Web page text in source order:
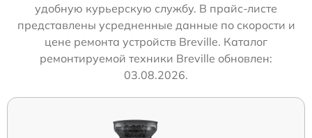
удобную курьерскую службу. В прайс-листе
представлены усредненные данные по скорости и
цене ремонта устройств Breville. Каталог
ремонтируемой техники Breville обновлен:
03.08.2026.